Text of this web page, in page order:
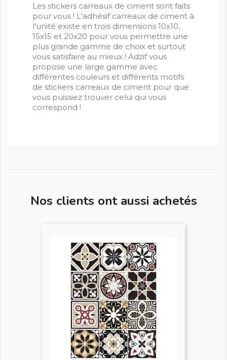
Les stickers carreaux de ciment sont faits
pour vous ! L'adhésif carreaux de ciment à
l'unité existe en trois dimensions 10x10,
15x15 et 20x20 pour vous permettre une
plus grande gamme de choix et surtout
vous satisfaire au mieux ! Adzif vous
propose une large gamme avec
différentes couleurs et différents motifs
de stickers carreaux de ciment pour que
vous puissiez trouver celui qui vous
correspond !
Nos clients ont aussi achetés